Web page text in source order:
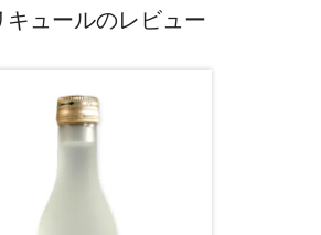
キュールのレビュー